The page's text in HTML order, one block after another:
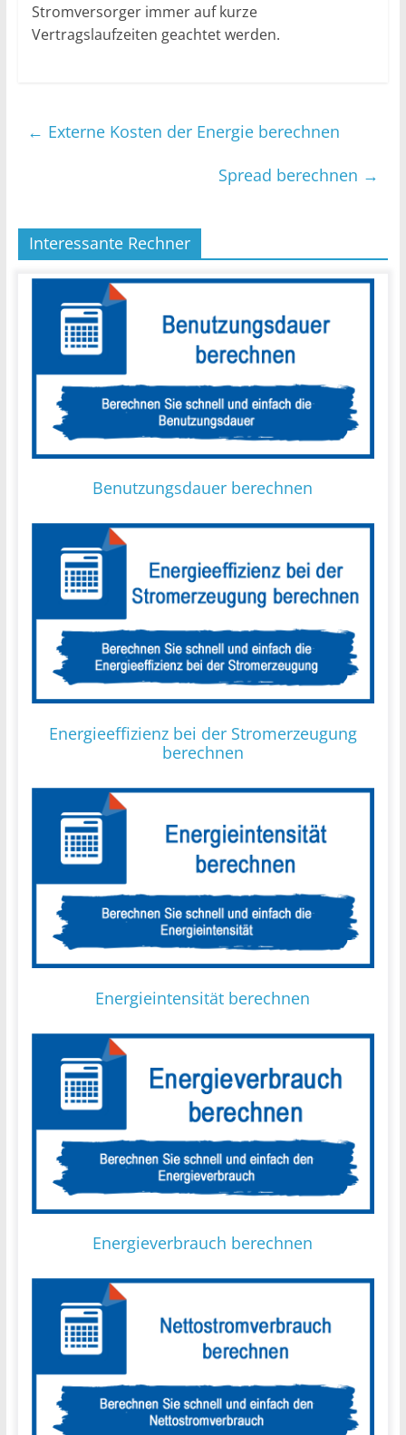
Stromversorger immer auf kurze
Vertragslaufzeiten geachtet werden.
← Externe Kosten der Energie berechnen
Spread berechnen →
Interessante Rechner
Benutzungsdauer berechnen
Energieeffizienz bei der Stromerzeugung
berechnen
Energieintensität berechnen
Energieverbrauch berechnen